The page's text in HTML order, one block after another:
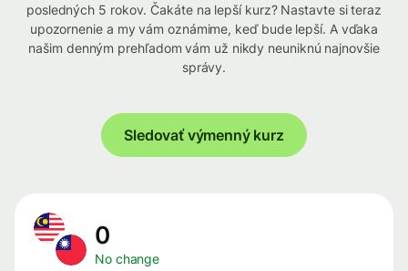
posledných 5 rokov. Čakáte na lepší kurz? Nastavte si teraz
upozornenie a my vám oznámime, keď bude lepší. A vďaka
našim denným prehľadom vám už nikdy neuniknú najnovšie
správy.
Sledovať výmenný kurz
0
No change